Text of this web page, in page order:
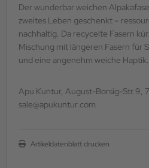
Der wunderbar weichen
zweites Leben geschenkt –
nachhaltig. Da recycelte Fasern
Mischung mit längeren Fasern für
und eine angenehm weiche Haptik.
Apu Kuntur, August-Borsig-Str.9,
sale@apukuntur.com
Artikeldatenblatt drucken